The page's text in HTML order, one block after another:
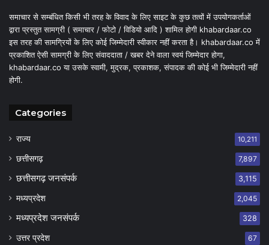
समाचार से सम्बंधित किसी भी तरह के विवाद के लिए साइट के कुछ तत्वों में उपयोगकर्ताओं
द्वारा प्रस्तुत सामग्री ( समाचार / फोटो / विडियो आदि ) शामिल होगी khabardaar.co
इस तरह की सामग्रियों के लिए कोई जिम्मेदारी स्वीकार नहीं करता है। khabardaar.co में
प्रकाशित ऐसी सामग्री के लिए संवाददाता / खबर देने वाला स्वयं जिम्मेदार होगा,
khabardaar.co या उसके स्वामी, मुद्रक, प्रकाशक, संपादक की कोई भी जिम्मेदारी नहीं
होगी.
Categories
राज्य 10,211
छत्तीसगढ़ 7,897
छत्तीसगढ़ जनसंपर्क 3,115
मध्यप्रदेश 2,045
मध्यप्रदेश जनसंपर्क 328
उत्तर प्रदेश 67